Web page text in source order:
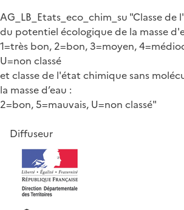
AG_LB_Etats_eco_chim_su "Classe
du potentiel écologique de la masse
1=très bon, 2=bon, 3=moyen,
U=non classé
et classe de l'état chimique sans
la masse d’eau :
2=bon, 5=mauvais, U=non classé"
Diffuseur